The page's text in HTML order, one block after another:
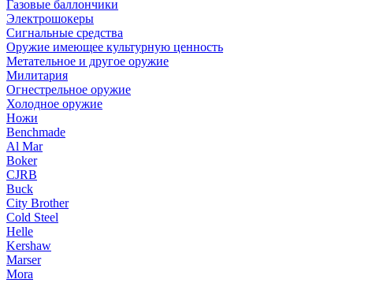
Газовые баллончики
Электрошокеры
Сигнальные средства
Оружие имеющее культурную ценность
Метательное и другое оружие
Милитария
Огнестрельное оружие
Холодное оружие
Ножи
Benchmade
Al Mar
Boker
CJRB
Buck
City Brother
Cold Steel
Helle
Kershaw
Marser
Mora